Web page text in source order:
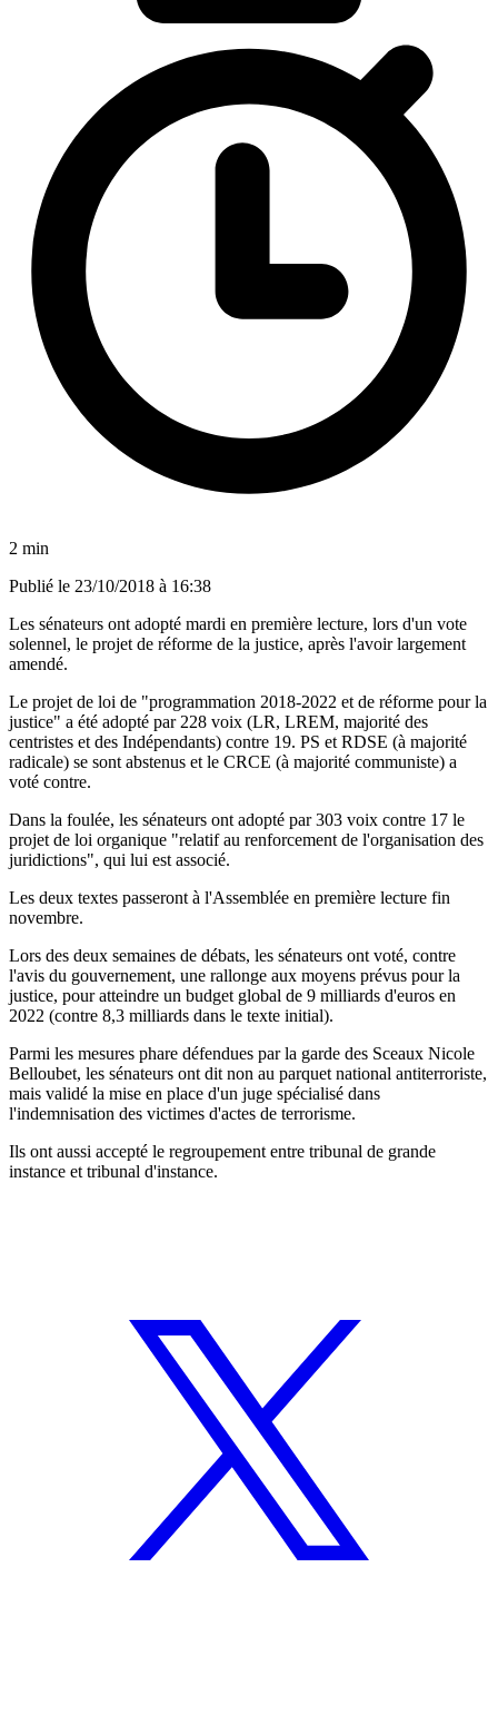
2 min
Publié le 23/10/2018 à 16:38
Les sénateurs ont adopté mardi en première lecture, lors d'un vote
solennel, le projet de réforme de la justice, après l'avoir largement
amendé.
Le projet de loi de "programmation 2018-2022 et de réforme pour la
justice" a été adopté par 228 voix (LR, LREM, majorité des
centristes et des Indépendants) contre 19. PS et RDSE (à majorité
radicale) se sont abstenus et le CRCE (à majorité communiste) a
voté contre.
Dans la foulée, les sénateurs ont adopté par 303 voix contre 17 le
projet de loi organique "relatif au renforcement de l'organisation des
juridictions", qui lui est associé.
Les deux textes passeront à l'Assemblée en première lecture fin
novembre.
Lors des deux semaines de débats, les sénateurs ont voté, contre
l'avis du gouvernement, une rallonge aux moyens prévus pour la
justice, pour atteindre un budget global de 9 milliards d'euros en
2022 (contre 8,3 milliards dans le texte initial).
Parmi les mesures phare défendues par la garde des Sceaux Nicole
Belloubet, les sénateurs ont dit non au parquet national antiterroriste,
mais validé la mise en place d'un juge spécialisé dans
l'indemnisation des victimes d'actes de terrorisme.
Ils ont aussi accepté le regroupement entre tribunal de grande
instance et tribunal d'instance.